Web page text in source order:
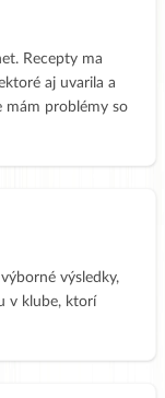
Recepty ma
aj uvarila a
mám problémy so
výsledky,
v klube, ktorí